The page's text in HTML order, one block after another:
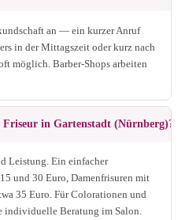
an — ein kurzer Anruf
in der Mittagszeit oder kurz nach
möglich. Barber-Shops arbeiten
in Gartenstadt (Nürnberg)?
Leistung. Ein einfacher
und 30 Euro, Damenfrisuren mit
35 Euro. Für Colorationen und
individuelle Beratung im Salon.